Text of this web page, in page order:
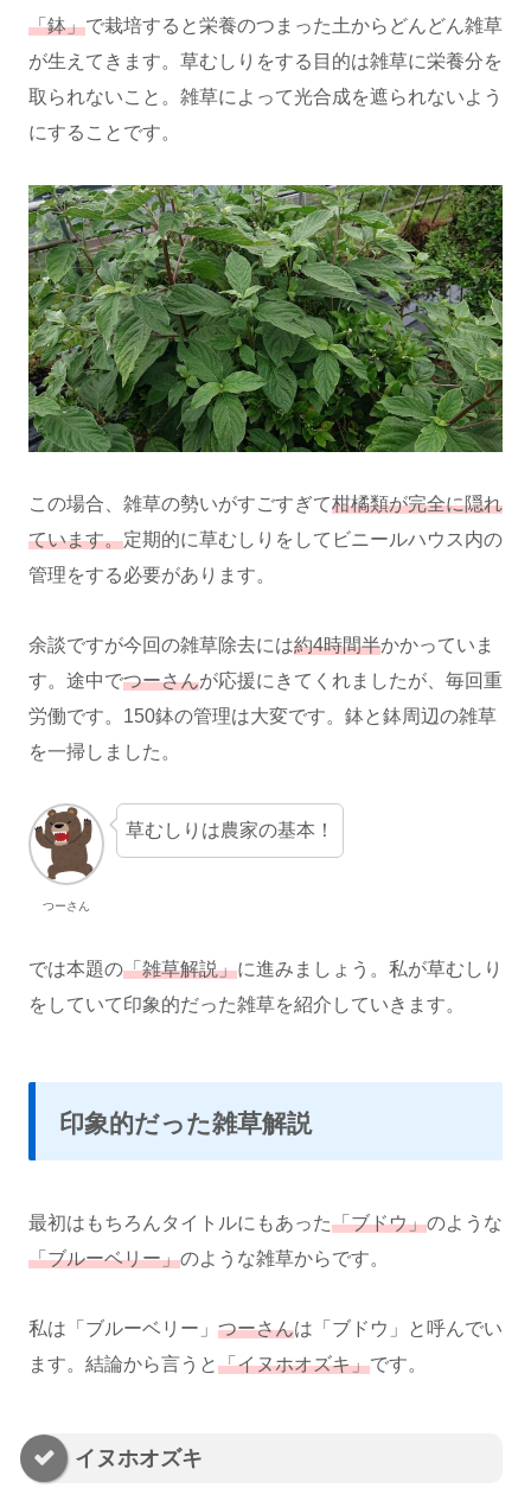
「鉢」で栽培すると栄養のつまった土からどんどん雑草
が生えてきます。草むしりをする目的は雑草に栄養分を
取られないこと。雑草によって光合成を遮られないよう
にすることです。
この場合、雑草の勢いがすごすぎて柑橘類が完全に隠れ
ています。定期的に草むしりをしてビニールハウス内の
管理をする必要があります。
余談ですが今回の雑草除去には約4時間半かかっていま
す。途中でつーさんが応援にきてくれましたが、毎回重
労働です。150鉢の管理は大変です。鉢と鉢周辺の雑草
を一掃しました。
つーさん
草むしりは農家の基本！
では本題の「雑草解説」に進みましょう。私が草むしり
をしていて印象的だった雑草を紹介していきます。
印象的だった雑草解説
最初はもちろんタイトルにもあった「ブドウ」のような
「ブルーベリー」のような雑草からです。
私は「ブルーベリー」 つーさんは「ブドウ」と呼んでい
ます。結論から言うと「イヌホオズキ」です。
イヌホオズキ